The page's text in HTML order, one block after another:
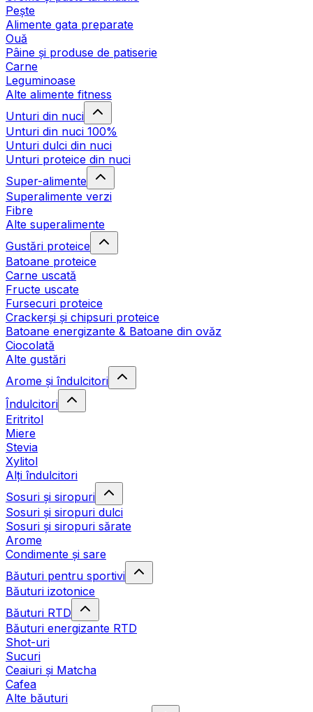
Pește
Alimente gata preparate
Ouă
Pâine și produse de patiserie
Carne
Leguminoase
Alte alimente fitness
Unturi din nuci
Unturi din nuci 100%
Unturi dulci din nuci
Unturi proteice din nuci
Super-alimente
Superalimente verzi
Fibre
Alte superalimente
Gustări proteice
Batoane proteice
Carne uscată
Fructe uscate
Fursecuri proteice
Crackerși și chipsuri proteice
Batoane energizante & Batoane din ovăz
Ciocolată
Alte gustări
Arome și îndulcitori
Îndulcitori
Eritritol
Miere
Stevia
Xylitol
Alți îndulcitori
Sosuri și siropuri
Sosuri și siropuri dulci
Sosuri și siropuri sărate
Arome
Condimente și sare
Băuturi pentru sportivi
Băuturi izotonice
Băuturi RTD
Băuturi energizante RTD
Shot-uri
Sucuri
Ceaiuri și Matcha
Cafea
Alte băuturi